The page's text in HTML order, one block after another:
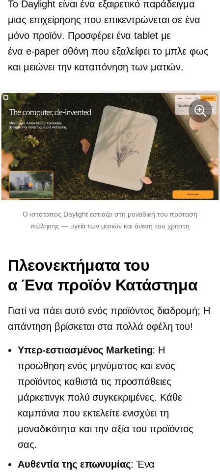
Το Daylight είναι ένα εξαιρετικό παράδειγμα
μιας επιχείρησης που επικεντρώνεται σε ένα
μόνο προϊόν. Προσφέρει ένα tablet με
ένα e-paperοθόνη που εξαλείφει το μπλε φως
και μειώνει την καταπόνηση των ματιών.
Ο ιστότοπος Daylight εστιάζει στη μοναδική του πρόταση
πώλησης — υγεία των ματιών και άνεση του χρήστη
Πλεονεκτήματα του
αΈνα προϊόν Κατάστημα
Γιατί να πάει αυτόενός προϊόντος διαδρομή; Η
απάντηση βρίσκεται στα πολλά οφέλη του!
Υπερ-εστιασμένος Marketing: Η
προώθηση ενός μηνύματος και ενός
προϊόντος καθιστά τις προσπάθειες
μάρκετινγκ πολύ συγκεκριμένες. Κάθε
καμπάνια που εκτελείτε ενισχύει τη
μοναδικότητα και την αξία του προϊόντος
σας.
Αυθεντία της επωνυμίας: Ένα